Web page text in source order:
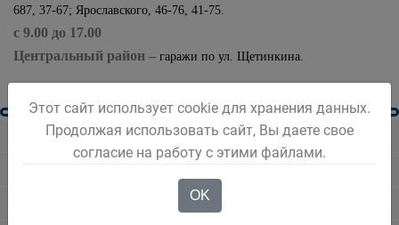
687, 37-67; Ярославского, 46-76, 41-75.
с 9.00 до 17.00
Центральный район – гаражи по ул. Щетинкина.
Разное
Праздники, дни воинской славы и памятные даты*
Этот сайт использует cookie для хранения данных.
Продолжая использовать сайт, Вы даете свое
согласие на работу с этими файлами.
OK